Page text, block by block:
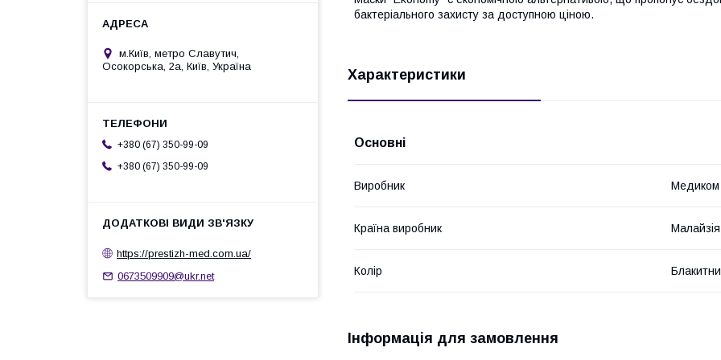
бактеріального захисту за доступною ціною.
Характеристики
Основні
Виробник Медиком
Країна виробник Малайзія
Колір
Інформація для замовлення
м.Київ, метро Славутич,
Осокорська, 2а, Київ, Україна
+380 (67) 350-99-09
+380 (67) 350-99-09
https://prestizh-med.com.ua/
0673509909@ukr.net